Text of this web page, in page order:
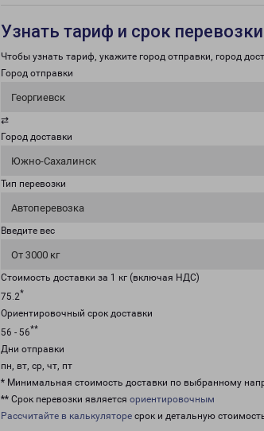
Узнать тариф и срок перевозки
Чтобы узнать тариф, укажите город отправки, город
Город отправки
Георгиевск
⇄
Город доставки
Южно-Сахалинск
Тип перевозки
Автоперевозка
Введите вес
От 3000 кг
Стоимость доставки за 1 кг (включая НДС)
75.2*
Ориентировочный срок доставки
56 - 56**
Дни отправки
пн, вт, ср, чт, пт
* Минимальная стоимость доставки по выбранному
** Срок перевозки является ориентировочным
Рассчитайте в калькуляторе срок и детальную